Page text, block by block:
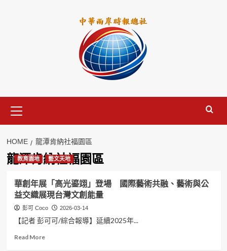
Menu
HOME 龍潭肯納社福園區
龍潭肯納社福園區
教育園地 藝文天地
華創年展「高光鎏翊」登場 國際藝術共融、藝術與公
益交織展現台灣文創能量
彭可 Coco 2026-03-14
【記者 彭可可/綜合報導】延續2025年...
Read MoreRead